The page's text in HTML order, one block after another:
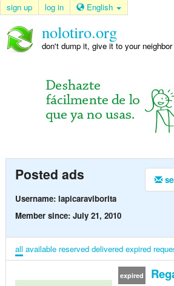
sign up log in English
nolotiro.org
don't dump it, give it to your neighbor
Posted ads
Username: lapicaraviborita
Member since: July 21, 2010
all available reserved delivered expired
expired